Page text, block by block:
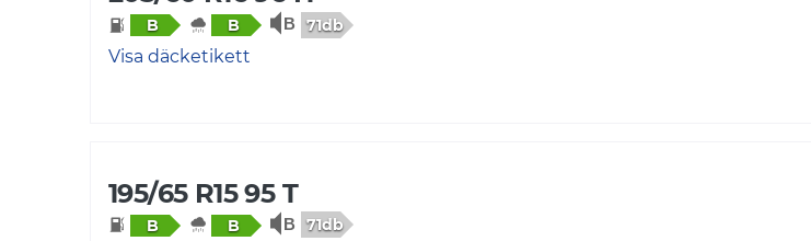
B B 71db
Visa däcketikett
195/65 R15 95 T
B B 71db